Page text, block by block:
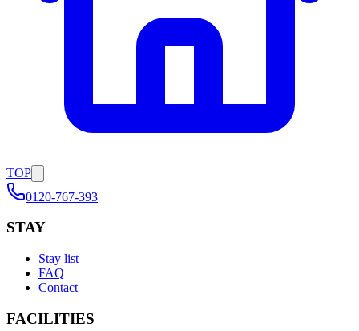
TOP
0120-767-393
STAY
Stay list
FAQ
Contact
FACILITIES